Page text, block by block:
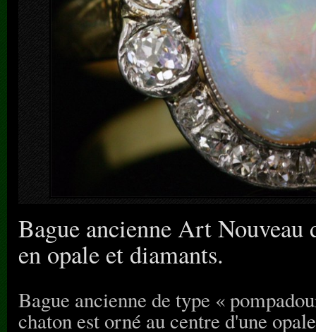
Bague ancienne Art Nouveau
en opale et diamants.
Bague ancienne de type «
chaton est orné au centre d'une